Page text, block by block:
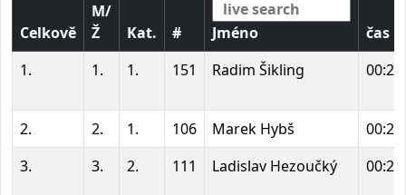
Celkově
M/
Ž
Kat. # Jméno
čas
1.
1. 1. 151 Radim Šikling
2. 2. 1. 106 Marek Hybš
3.
3. 2. 111 Ladislav Hezoučký